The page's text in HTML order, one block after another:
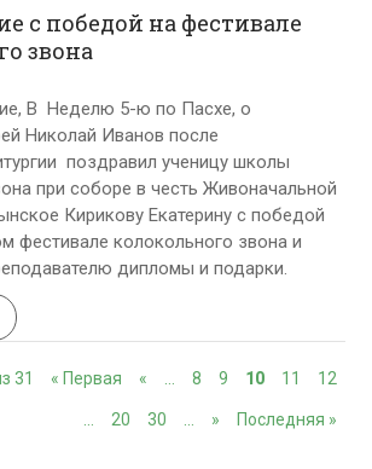
с победой на фестивале
звона
В Неделю 5-ю по Пасхе, о
Николай Иванов после
поздравил ученицу школы
при соборе в честь Живоначальной
Кирикову Екатерину с победой
фестивале колокольного звона и
дипломы и подарки.
31 « Первая « 8 9 10 11 12
20 30 » Последняя »